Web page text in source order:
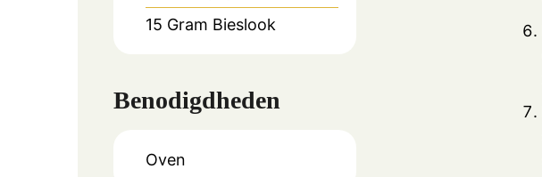
15 Gram Bieslook
Benodigdheden
Oven